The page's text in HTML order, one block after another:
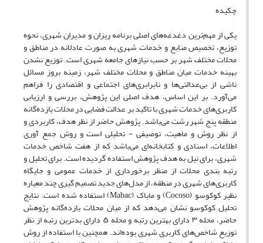
چکیده
یکی از مهم‌ترین دغدغه‌های اصلی برنامه‌ ریزان و مدیران شهری، نحوه
توزیع، تخصیص منابع و خدمات شهری به صورت عادلانه در مناطق و
محلات مختلف شهر بر حسب نیازهای جامعه شهری است. توزیع نشدن
بهینه خدمات میان مناطق و محلات مختلف شهر، زمینه بروز مسائل
ناشی از بی‌عدالتی‌ها و نابرابری‌های اجتماعی و اقتصادی را فراهم
می‌آورد. بر این اساس، هدف اصلی این پژوهش، بررسی و ارزیابی
کاربری‌های خدمات شهری با تاکید بر عدالت فضایی در محلات یازده‌گانه
منطقه پنج شهر رشت می‌باشد. پژوهش حاضر از نظر هدف، کاربردی و
از نظر روش و ماهیت، توصیفی - تحلیلی است و روش جمع آوری
اطلاعات، اسنادی و کتابخانه‌ای می‌باشد که از هفت شاخص خدمات
شهری، برای نیل به هدف پژوهش استفاده گردیده است. برای تحلیل و
رتبه بندی محلات از منظر برخورداری از خدمات عمومی و جایگاه
کاربری‌های شهری در منطقه، از مدل‌های جدید تصمیم گیری چند معیاره
نظیر کوکوسو (Cocoso) و ماباک (Mabac) استفاده شده است. نتایج
تحلیل کوکوسو نشان می‌دهد که از میان محلات یازده‌گانه پژوهش
حاضر، محله ۳ دارای بهترین رتبه و محله ۵ دارای بدترین رتبه از نظر
توزیع شاخص‌های کاربری شهری بوده‌‌اند. همچنین با استفاده از روش